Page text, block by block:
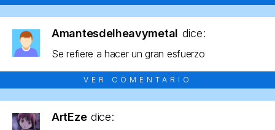
Amantesdelheavymetal dice:
Se refiere a hacer un gran esfuerzo
VER COMENTARIO
ArtEze dice: